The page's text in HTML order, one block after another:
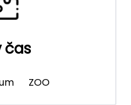
čas
ZOO